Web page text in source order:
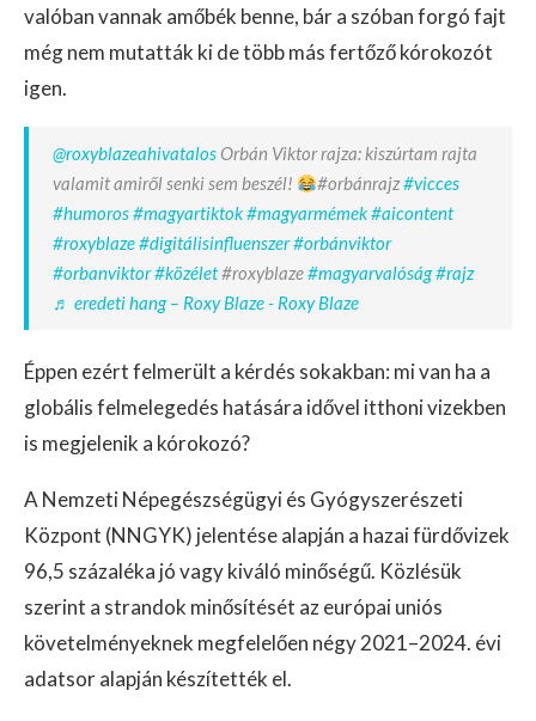
valóban vannak amőbék benne, bár a szóban forgó fajt
még nem mutatták ki de több más fertőző kórokozót
igen.
@roxyblazeahivatalosOrbán Viktor rajza: kiszúrtam rajta
valamit amiről senki sem beszél!
#orbánrajz#vicces
#humoros#magyartiktok#magyarmémek#aicontent
#roxyblaze#digitálisinfluenszer#orbánviktor
#orbanviktor#közélet#roxyblaze#magyarvalóság#rajz
♬ eredeti hang – Roxy Blaze - Roxy Blaze
Éppen ezért felmerült a kérdés sokakban: mi van ha a
globális felmelegedés hatására idővel itthoni vizekben
is megjelenik a kórokozó?
A Nemzeti Népegészségügyi és Gyógyszerészeti
Központ (NNGYK) jelentése alapján a hazai fürdővizek
96,5 százaléka jó vagy kiváló minőségű. Közlésük
szerint a strandok minősítését az európai uniós
követelményeknek megfelelően négy 2021–2024. évi
adatsor alapján készítették el.